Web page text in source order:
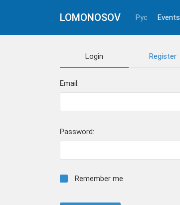
LOMONOSOV Рус Events
Login Register
Email:
Password:
Remember me